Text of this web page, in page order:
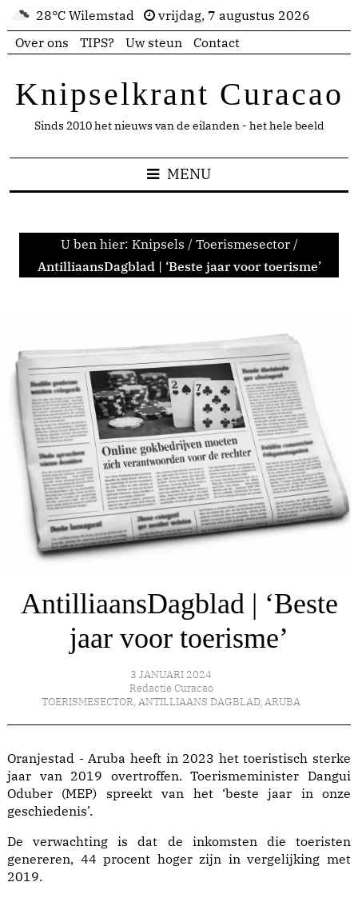
28°C Wilemstad
vrijdag, 7 augustus 2026
Over ons
TIPS? Uw steun Contact
Knipselkrant Curacao
Sinds 2010 het nieuws van de eilanden - het hele beeld
MENU
U ben hier: Knipsels / Toerismesector /
AntilliaansDagblad | ‘Beste jaar voor toerisme’
AntilliaansDagblad | ‘Beste
jaar voor toerisme’
3 JANUARI 2024
Redactie Curacao
TOERISMESECTOR, ANTILLIAANS DAGBLAD, ARUBA
Oranjestad - Aruba heeft in 2023 het toeristisch sterke
jaar van 2019 overtroffen. Toerismeminister Dangui
Oduber (MEP) spreekt van het ‘beste jaar in onze
geschiedenis’.
De verwachting is dat de inkomsten die toeristen
genereren, 44 procent hoger zijn in vergelijking met
2019.